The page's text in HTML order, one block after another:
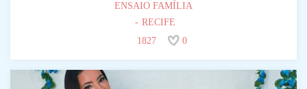
ENSAIO FAMÍLIA
RECIFE
1827
0